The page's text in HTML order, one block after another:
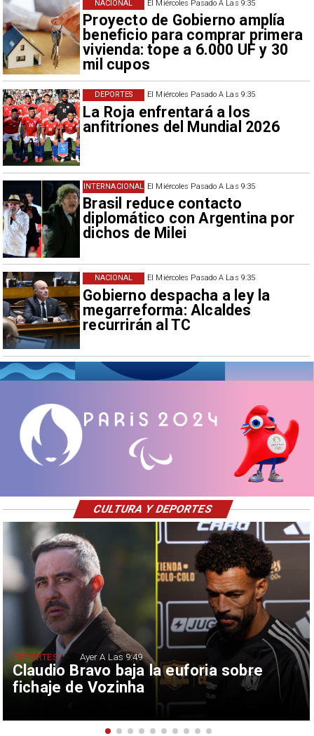
El Miércoles Pasado A Las 9:35
Proyecto de Gobierno amplía
beneficio para comprar primera
vivienda: tope a 6.000 UF y 30
mil cupos
NACIONAL
El Miércoles Pasado A Las 9:35
La Roja enfrentará a los
anfitriones del Mundial 2026
DEPORTES
El Miércoles Pasado A Las 9:35
Brasil reduce contacto
diplomático con Argentina por
dichos de Milei
INTERNACIONAL
El Miércoles Pasado A Las 9:35
Gobierno despacha a ley la
megarreforma: Alcaldes
recurrirán al TC
NACIONAL
Claudio Bravo baja la euforia sobre
fichaje de Vozinha
DEPORTES Ayer A Las 9:49
CULTURA Y DEPORTES